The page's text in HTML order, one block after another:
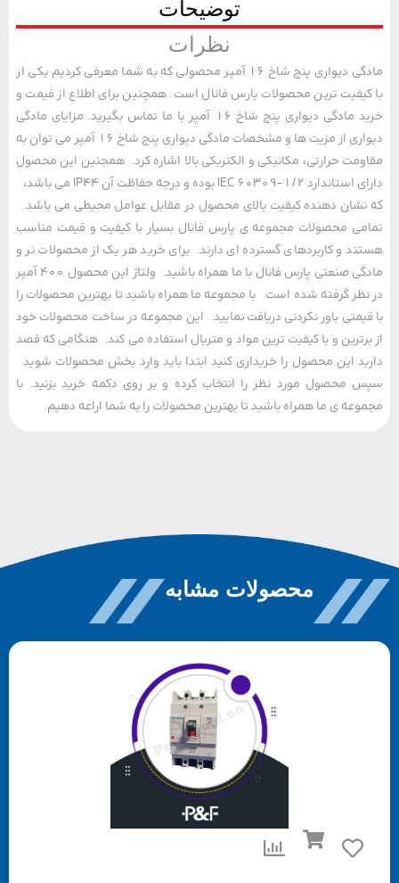
توضیحات
نظرات
مادگی دیواری پنج شاخ 16 آمپر محصولی که به شما معرفی کردیم یکی از
ترین محصولات پارس فانال است. همچنین برای اطلاع از قیمت و
خرید مادگی دیواری پنج شاخ 16 آمپر با ما تماس بگیرید. مزایای مادگی
دیواری از مزیت ها و مشخصات مادگی دیواری پنج شاخ 16 آمپر می توان به
حرارتی، مکانیکی و الکتریکی بالا اشاره کرد. همجنین این محصول
دارای استاندارد IEC 60309-1/2 بوده و درجه حفاظت آن IP44 می باشد،
دهنده کیفیت بالای محصول در مقابل عوامل محیطی می باشد.
محصولات مجموعه ی پارس فانال بسیار با کیفیت و قیمت مناسب
و کاربردهای گسترده ای دارند. برای خرید هر یک از محصولات نر و
مادگی صنعتی پارس فانال با ما همراه باشید. ولتاژ این محصول 400 آمپر
گرفته شده است. با مجموعه ما همراه باشید تا بهترین محصولات را
باور نکردنی دریافت نمایید. این مجموعه در ساخت محصولات خود
و با کیفیت ترین مواد و متریال استفاده می کند. هنگامی که قصد
این محصول را خریداری کنید ابتدا باید وارد بخش محصولات شوید
محصول مورد نظر را انتخاب کرده و بر روی دکمه خرید بزنید. با
ی ما همراه باشید تا بهترین محصولات را به شما اراعه دهیم.
محصولات مشابه